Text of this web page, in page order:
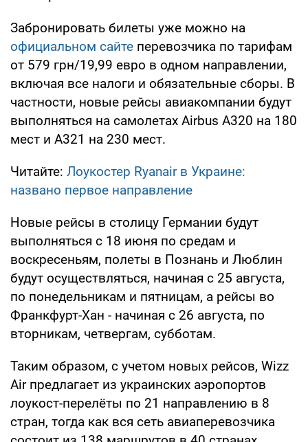
Забронировать билеты уже можно на
официальном сайте перевозчика по тарифам
от 579 грн/19,99 евро в одном направлении,
включая все налоги и обязательные сборы. В
частности, новые рейсы авиакомпании будут
выполняться на самолетах Airbus A320 на 180
мест и А321 на 230 мест.
Читайте: Лоукостер Ryanair в Украине:
названо первое направление
Новые рейсы в столицу Германии будут
выполняться с 18 июня по средам и
воскресеньям, полеты в Познань и Люблин
будут осуществляться, начиная с 25 августа,
по понедельникам и пятницам, а рейсы во
Франкфурт-Хан - начиная с 26 августа, по
вторникам, четвергам, субботам.
Таким образом, с учетом новых рейсов, Wizz
Air предлагает из украинских аэропортов
лоукост-перелёты по 21 направлению в 8
стран, тогда как вся сеть авиаперевозчика